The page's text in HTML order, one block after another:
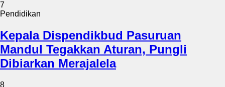
7
Pendidikan
Kepala Dispendikbud Pasuruan
Mandul Tegakkan Aturan, Pungli
Dibiarkan Merajalela
8